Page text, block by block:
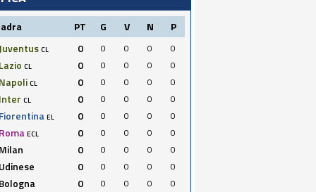
PT G V N P
Juventus CL 0 0 0 0
0
Lazio CL 0 0 0 0
0
Napoli CL 0 0 0 0
0
Inter CL 0 0 0 0
0
Fiorentina EL 0 0 0 0
0
Roma ECL 0 0 0 0
0
Milan 0 0 0 0
0
Udinese 0 0 0 0
0
Bologna 0 0 0 0
0